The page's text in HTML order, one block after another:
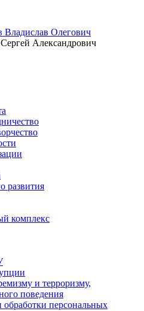
Владислав Олегович
Александрович
развития
комплекс
и терроризму,
поведения
персональных